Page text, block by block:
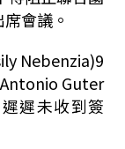
會議。
Nebenzia)9
Guter
遲未收到簽